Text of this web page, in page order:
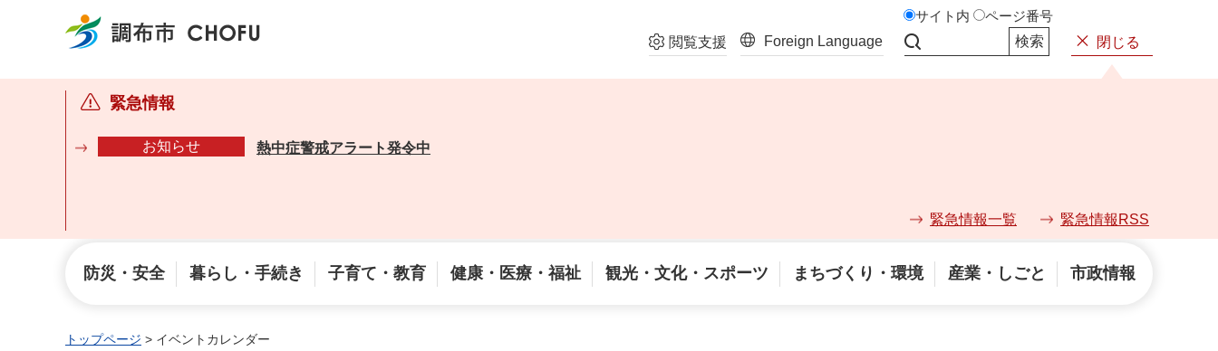
調布市 閲覧支援 Foreign Language
サイト内 ページ番号
閉じる
緊急情報
お知らせ 熱中症警戒アラート発令中
緊急情報一覧 緊急情報RSS
防災・安全 暮らし・手続き 子育て・教育 健康・医療・福祉 観光・文化・スポーツ まちづくり・環境 産業・しごと 市政情報
トップページ > イベントカレンダー